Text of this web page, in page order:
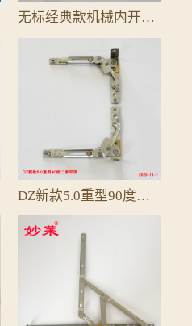
无标经典款机械内开单执手25拨叉
DZ新款5.0重型90度二维可调隐形铰链